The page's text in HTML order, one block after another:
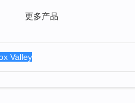
更多产品